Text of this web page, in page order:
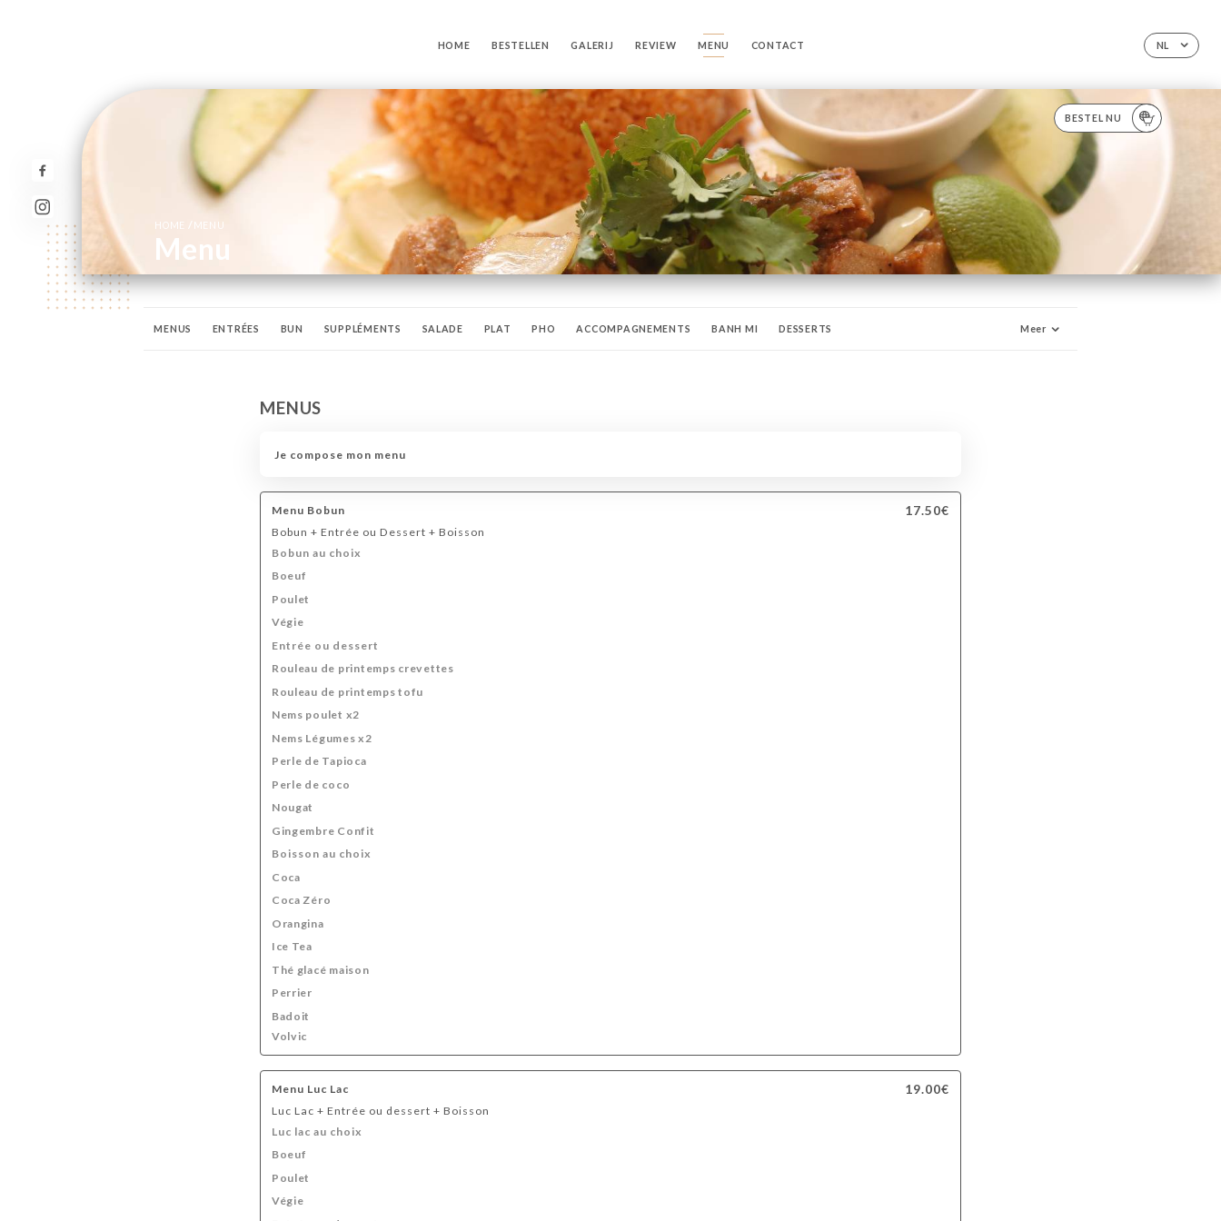
NL
HOME BESTELLEN GALERIJ REVIEW MENU CONTACT
BESTEL NU
HOME / MENU
Menu
MENUS ENTRÉES BUN SUPPLÉMENTS SALADE PLAT PHO ACCOMPAGNEMENTS BANH MI DESSERTS Meer
MENUS
Je compose mon menu
Menu Bobun 17.50€
Bobun + Entrée ou Dessert + Boisson
Bobun au choix
Boeuf
Poulet
Végie
Entrée ou dessert
Rouleau de printemps crevettes
Rouleau de printemps tofu
Nems poulet x2
Nems Légumes x2
Perle de Tapioca
Perle de coco
Nougat
Gingembre Confit
Boisson au choix
Coca
Coca Zéro
Orangina
Ice Tea
Thé glacé maison
Perrier
Badoit
Volvic
Menu Luc Lac 19.00€
Luc Lac + Entrée ou dessert + Boisson
Luc lac au choix
Boeuf
Poulet
Végie